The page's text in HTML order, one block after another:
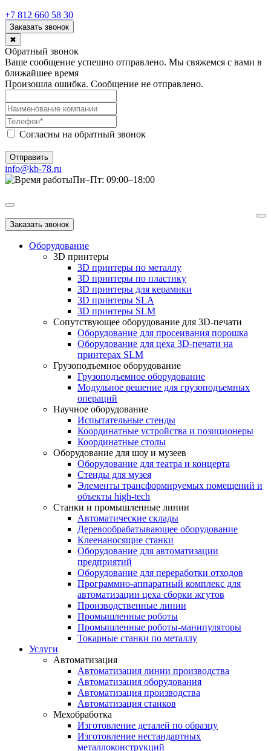
+7 812 660 58 30
Заказать звонок
✖
Обратный звонок
Ваше сообщение успешно отправлено. Мы свяжемся с вами в
ближайшее время
Произошла ошибка. Сообщение не отправлено.
Согласны на обратный звонок
Отправить
info@kb-78.ru
Пн–Пт: 09:00–18:00
Заказать звонок
Оборудование
3D принтеры
3D принтеры по металлу
3D принтеры по пластику
3D принтеры для керамики
3D принтеры SLA
3D принтеры SLM
Сопутствующее оборудование для 3D-печати
Оборудование для просеивания порошка
Оборудование для цеха 3D-печати на
принтерах SLM
Грузоподъемное оборудование
Грузоподъемное оборудование
Модульное решение для грузоподъемных
операций
Научное оборудование
Испытательные стенды
Координатные устройства и позиционеры
Координатные столы
Оборудование для шоу и музеев
Оборудование для театра и концерта
Стенды для музея
Элементы трансформируемых помещений и
объекты high-tech
Станки и промышленные линии
Автоматические склады
Деревообрабатывающее оборудование
Клеенаносящие станки
Оборудование для автоматизации
предприятий
Оборудование для переработки отходов
Программно-аппаратный комплекс для
автоматизации цеха сборки жгутов
Производственные линии
Промышленные роботы
Промышленные роботы-манипуляторы
Токарные станки по металлу
Услуги
Автоматизация
Автоматизация линии производства
Автоматизация оборудования
Автоматизация производства
Автоматизация станков
Мехобработка
Изготовление деталей по образцу
Изготовление нестандартных
металлоконструкций